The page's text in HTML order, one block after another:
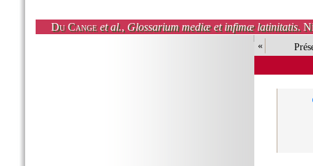
Du Cange et al., Glossarium mediæ et infimæ latinitatis.
«